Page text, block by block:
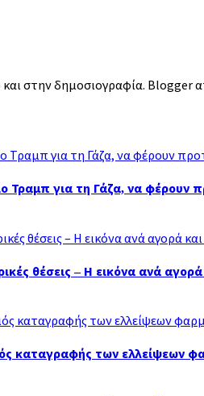
στην δημοσιογραφία. Blogger
Τραμπ για τη Γάζα, να φέρουν
θέσεις – Η εικόνα ανά
καταγραφής των ελλείψεων